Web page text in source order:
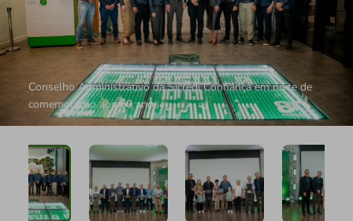
Conselho Administrativo da Sicredi Confiança em noite de
comemoração aos 80 anos